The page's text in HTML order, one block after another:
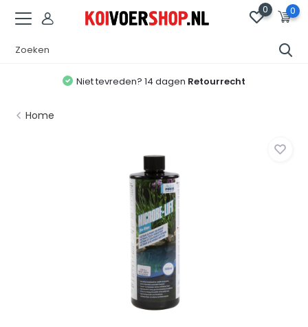
0 0
Niet tevreden? 14 dagen Retourrecht
Home